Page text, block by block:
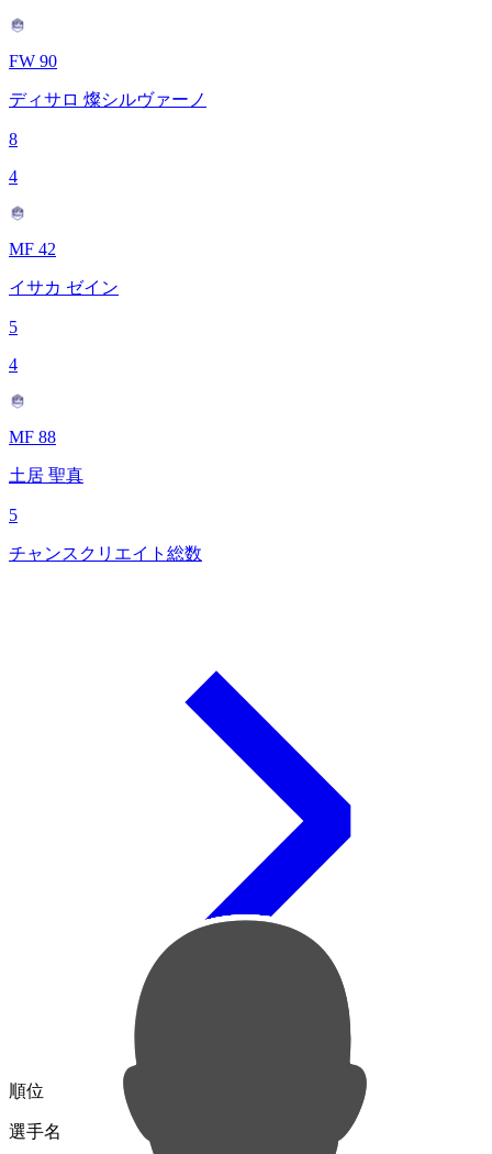
FW 90
ディサロ 燦シルヴァーノ
8
4
MF 42
イサカ ゼイン
5
4
MF 88
土居 聖真
5
チャンスクリエイト総数
順位
選手名